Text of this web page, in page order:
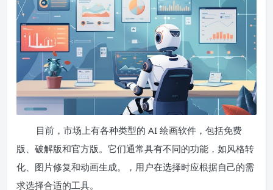
目前，市场上有各种类型的 AI 绘画软件，包括免费
版、破解版和官方版。它们通常具有不同的功能，如风格转
化、图片修复和动画生成。，用户在选择时应根据自己的需
求选择合适的工具。